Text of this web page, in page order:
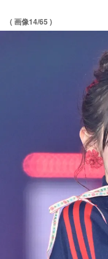
( 画像14/65 )